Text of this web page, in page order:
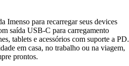
Imenso para recarregar seus devices
saída USB-C para carregamento
tablets e acessórios com suporte a PD.
em casa, no trabalho ou na viagem,
prontos.